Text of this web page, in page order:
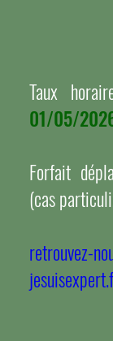
Taux
01/05/
Forfait
(cas
retrouvez-